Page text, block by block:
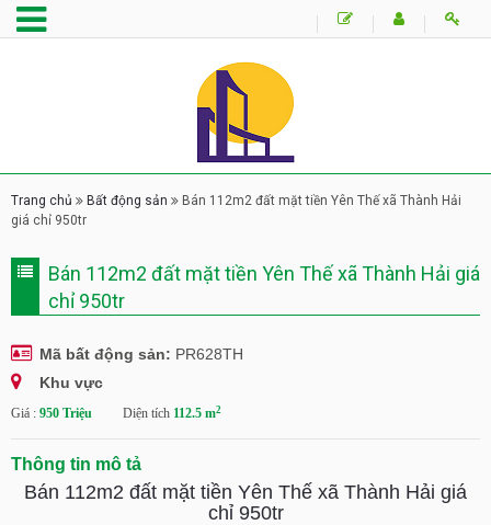
Trang chủ Bất động sản
Bán 112m2 đất mặt tiền Yên Thế xã Thành Hải
giá chỉ 950tr
Bán 112m2 đất mặt tiền Yên Thế xã Thành Hải giá
chỉ 950tr
Mã bất động sản: PR628TH
Khu vực
Giá : 950 Triệu Diện tích 112.5 m2
Thông tin mô tả
Bán 112m2 đất mặt tiền Yên Thế xã Thành Hải giá
chỉ 950tr